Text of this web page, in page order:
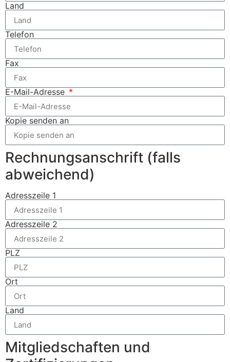
Land
Telefon
Fax
E-Mail-Adresse
Kopie senden an
Rechnungsanschrift (falls
abweichend)
Adresszeile 1
Adresszeile 2
PLZ
Ort
Land
Mitgliedschaften und